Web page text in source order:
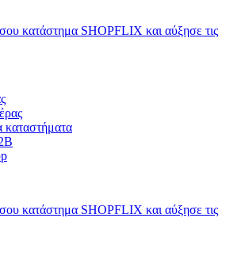
κατάστημα SHOPFLIX και αύξησε τις
καταστήματα
κατάστημα SHOPFLIX και αύξησε τις